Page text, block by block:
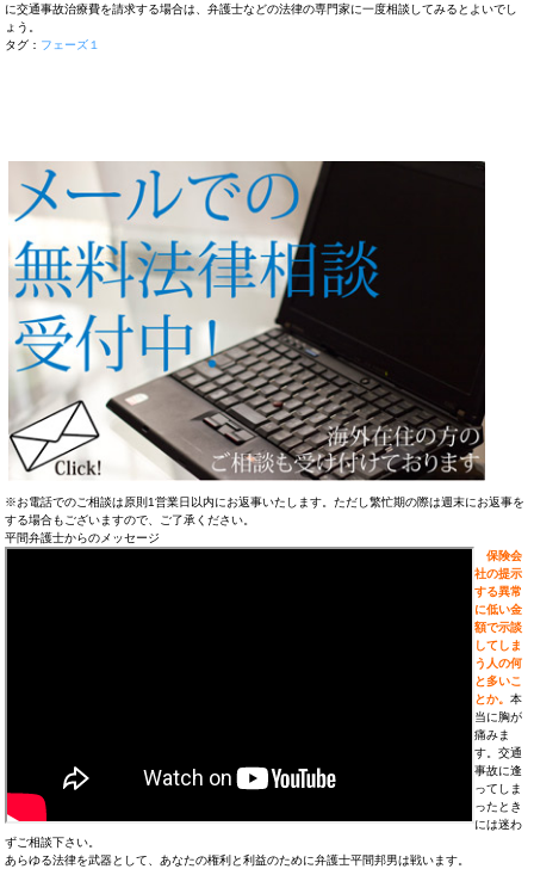
に交通事故治療費を請求する場合は、弁護士などの法律の専門家に一度相談してみるとよいでし
ょう。
タグ： フェーズ１
※お電話でのご相談は原則1営業日以内にお返事いたします。ただし繁忙期の際は週末にお返事を
する場合もございますので、ご了承ください。
平間弁護士からのメッセージ
保険会
社の提示
する異常
に低い金
額で示談
してしま
う人の何
と多いこ
とか。本
当に胸が
痛みま
す。交通
事故に逢
ってしま
ったとき
には迷わ
ずご相談下さい。
あらゆる法律を武器として、あなたの権利と利益のために弁護士平間邦男は戦います。